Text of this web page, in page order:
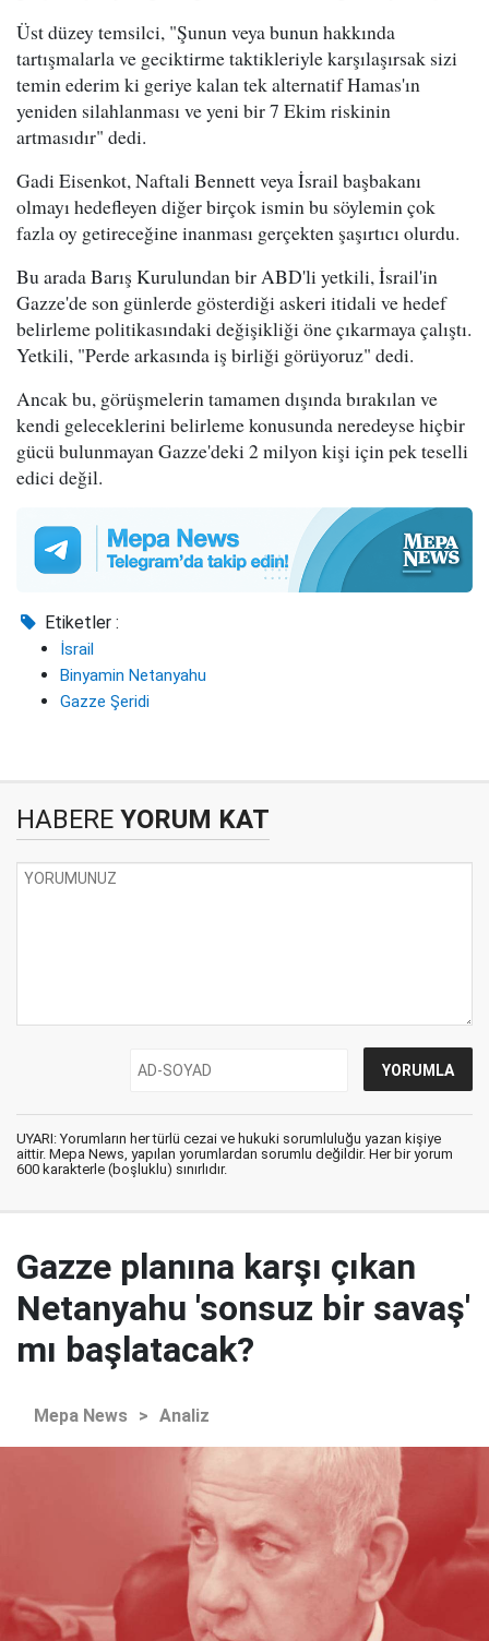
Üst düzey temsilci, "Şunun veya bunun hakkında
tartışmalarla ve geciktirme taktikleriyle karşılaşırsak sizi
temin ederim ki geriye kalan tek alternatif Hamas'ın
yeniden silahlanması ve yeni bir 7 Ekim riskinin
artmasıdır" dedi.
Gadi Eisenkot, Naftali Bennett veya İsrail başbakanı
olmayı hedefleyen diğer birçok ismin bu söylemin çok
fazla oy getireceğine inanması gerçekten şaşırtıcı olurdu.
Bu arada Barış Kurulundan bir ABD'li yetkili, İsrail'in
Gazze'de son günlerde gösterdiği askeri itidali ve hedef
belirleme politikasındaki değişikliği öne çıkarmaya çalıştı.
Yetkili, "Perde arkasında iş birliği görüyoruz" dedi.
Ancak bu, görüşmelerin tamamen dışında bırakılan ve
kendi geleceklerini belirleme konusunda neredeyse hiçbir
gücü bulunmayan Gazze'deki 2 milyon kişi için pek teselli
edici değil.
Etiketler :
İsrail
Binyamin Netanyahu
Gazze Şeridi
HABERE YORUM KAT
UYARI: Yorumların her türlü cezai ve hukuki sorumluluğu yazan kişiye
aittir. Mepa News, yapılan yorumlardan sorumlu değildir. Her bir yorum
600 karakterle (boşluklu) sınırlıdır.
Gazze planına karşı çıkan
Netanyahu 'sonsuz bir savaş'
mı başlatacak?
Mepa News > Analiz